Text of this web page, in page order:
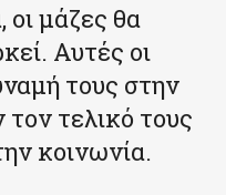
μάζες θα
Αυτές οι
τους στην
τελικό τους
κοινωνία.